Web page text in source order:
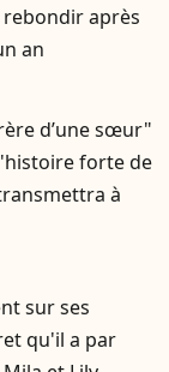
rebondir après
an
d’une sœur"
forte de
à
sur ses
qu'il a par